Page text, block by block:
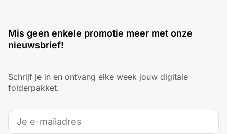
Mis geen enkele promotie meer met onze
nieuwsbrief!
Schrijf je in en ontvang elke week jouw digitale
folderpakket.